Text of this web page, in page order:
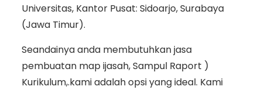
Universitas, Kantor Pusat: Sidoarjo, Surabaya
(Jawa Timur).
Seandainya anda membutuhkan jasa
pembuatan map ijasah, Sampul Raport )
Kurikulum,.kami adalah opsi yang ideal. Kami